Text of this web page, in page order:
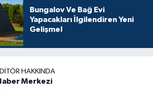
Bungalov Ve Bağ Evi
Yapacakları İlgilendiren Yeni
Gelişme!
HAKKINDA
Merkezi